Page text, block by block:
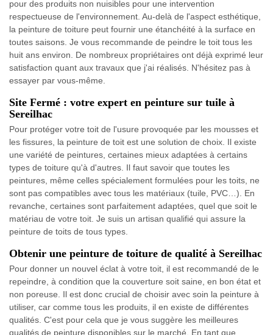
pour des produits non nuisibles pour une intervention
respectueuse de l'environnement. Au-delà de l'aspect esthétique,
la peinture de toiture peut fournir une étanchéité à la surface en
toutes saisons. Je vous recommande de peindre le toit tous les
huit ans environ. De nombreux propriétaires ont déjà exprimé leur
satisfaction quant aux travaux que j'ai réalisés. N'hésitez pas à
essayer par vous-même.
Site Fermé : votre expert en peinture sur tuile à
Sereilhac
Pour protéger votre toit de l'usure provoquée par les mousses et
les fissures, la peinture de toit est une solution de choix. Il existe
une variété de peintures, certaines mieux adaptées à certains
types de toiture qu'à d'autres. Il faut savoir que toutes les
peintures, même celles spécialement formulées pour les toits, ne
sont pas compatibles avec tous les matériaux (tuile, PVC…). En
revanche, certaines sont parfaitement adaptées, quel que soit le
matériau de votre toit. Je suis un artisan qualifié qui assure la
peinture de toits de tous types.
Obtenir une peinture de toiture de qualité à Sereilhac
Pour donner un nouvel éclat à votre toit, il est recommandé de le
repeindre, à condition que la couverture soit saine, en bon état et
non poreuse. Il est donc crucial de choisir avec soin la peinture à
utiliser, car comme tous les produits, il en existe de différentes
qualités. C'est pour cela que je vous suggère les meilleures
qualités de peinture disponibles sur le marché. En tant que